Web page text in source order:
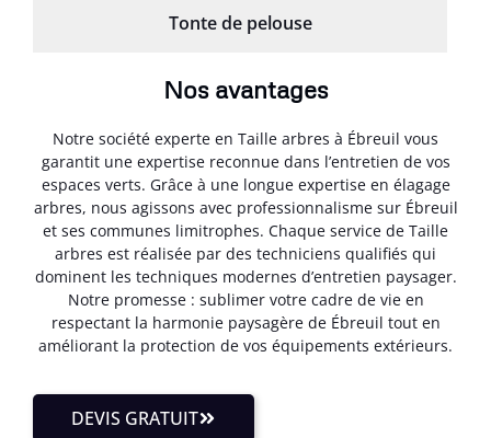
Tonte de pelouse
Nos avantages
Notre société experte en Taille arbres à Ébreuil vous
garantit une expertise reconnue dans l’entretien de vos
espaces verts. Grâce à une longue expertise en élagage
arbres, nous agissons avec professionnalisme sur Ébreuil
et ses communes limitrophes. Chaque service de Taille
arbres est réalisée par des techniciens qualifiés qui
dominent les techniques modernes d’entretien paysager.
Notre promesse : sublimer votre cadre de vie en
respectant la harmonie paysagère de Ébreuil tout en
améliorant la protection de vos équipements extérieurs.
DEVIS GRATUIT